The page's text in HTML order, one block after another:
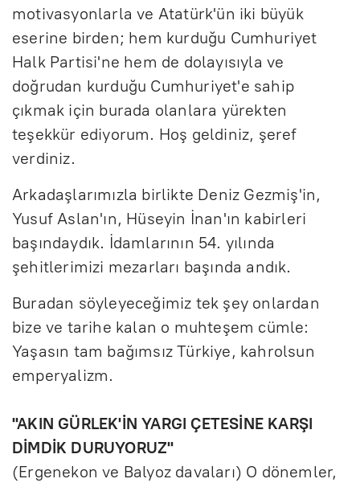
motivasyonlarla ve Atatürk'ün iki büyük
eserine birden; hem kurduğu Cumhuriyet
Halk Partisi'ne hem de dolayısıyla ve
doğrudan kurduğu Cumhuriyet'e sahip
çıkmak için burada olanlara yürekten
teşekkür ediyorum. Hoş geldiniz, şeref
verdiniz.
Arkadaşlarımızla birlikte Deniz Gezmiş'in,
Yusuf Aslan'ın, Hüseyin İnan'ın kabirleri
başındaydık. İdamlarının 54. yılında
şehitlerimizi mezarları başında andık.
Buradan söyleyeceğimiz tek şey onlardan
bize ve tarihe kalan o muhteşem cümle:
Yaşasın tam bağımsız Türkiye, kahrolsun
emperyalizm.
"AKIN GÜRLEK'İN YARGI ÇETESİNE KARŞI
DİMDİK DURUYORUZ"
(Ergenekon ve Balyoz davaları) O dönemler,